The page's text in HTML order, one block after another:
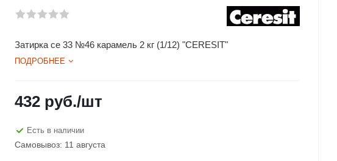
Затирка се 33 №46 карамель 2 кг (1/12) "CERESIT"
ПОДРОБНЕЕ
432 руб./шт
Есть в наличии
Самовывоз: 11 августа